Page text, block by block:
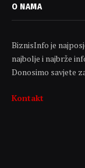
O NAMA
BiznisInfo je
najbolje i najbrže
Donosimo savjete
Kontakt